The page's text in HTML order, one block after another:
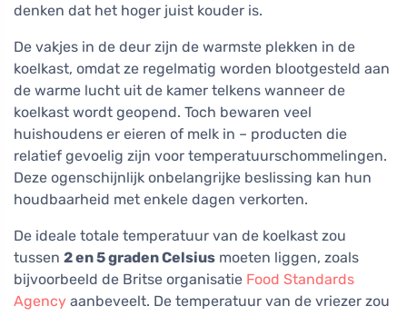
denken dat het hoger juist kouder is.
De vakjes in de deur zijn de warmste plekken in de
koelkast, omdat ze regelmatig worden blootgesteld aan
de warme lucht uit de kamer telkens wanneer de
koelkast wordt geopend. Toch bewaren veel
huishoudens er eieren of melk in – producten die
relatief gevoelig zijn voor temperatuurschommelingen.
Deze ogenschijnlijk onbelangrijke beslissing kan hun
houdbaarheid met enkele dagen verkorten.
De ideale totale temperatuur van de koelkast zou
tussen 2 en 5 graden Celsius moeten liggen, zoals
bijvoorbeeld de Britse organisatie Food Standards
Agency aanbeveelt. De temperatuur van de vriezer zou